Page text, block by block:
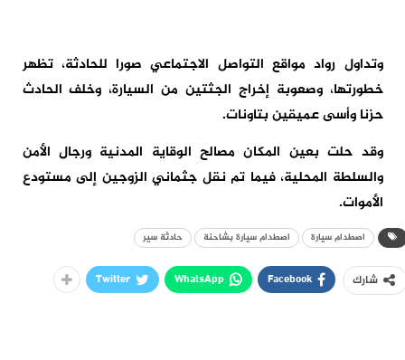
وتداول رواد مواقع التواصل الاجتماعي صورا للحادثة، تظهر
خطورتها، وصعوبة إخراج الجثتين من السيارة، وخلف الحادث
حزنا وأسى عميقين بتاونات.
وقد حلت بعين المكان مصالح الوقاية المدنية ورجال الأمن
والسلطة المحلية، فيما تم نقل جثماني الزوجين إلى مستودع
الأموات.
اصطدام سيارة اصطدام سيارة بشاحنة حادثة سير
شارك Facebook
WhatsApp
Twitter